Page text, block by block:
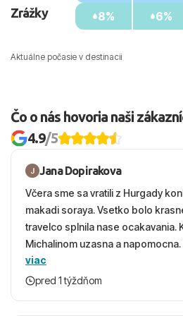
Aktuálne počasie v destinacii
Zrážky 8% 6%
Čo o nás hovoria naši
4.9/5
Jana Dopirakova
Včera sme sa vratili z Hurgady
makadi soraya. Vsetko bolo
travelco splnila nase ocakavania.
Michalinom uzasna a
vecernych hodinach zaco sa
krasny, cisty. Sluzby top. Strava,
viac
pred 1 týždňom